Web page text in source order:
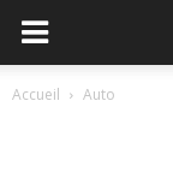
Accueil Auto